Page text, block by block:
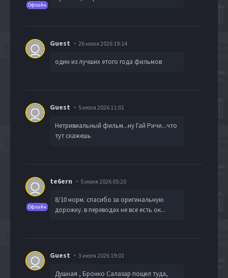
Офлайн
Guest 26 июля 2026 19:14
один из лучших етого года фильмов
Guest 5 июля 2026 11:01
Нетривиальный фильм...ну Гай Ричи...что
тут скажешь
Офлайн
te6ern 5 июля 2026 05:20
8/10 норм. спасибо за оригинальную
дорожку. в переводах не все есть ок...
Guest 3 июля 2026 19:01
Душная , Бронко Салазар пощел туда,